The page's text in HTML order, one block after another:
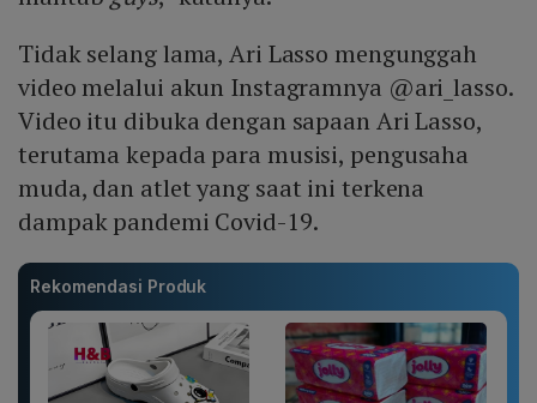
Tidak selang lama, Ari Lasso mengunggah
video melalui akun Instagramnya @ari_lasso.
Video itu dibuka dengan sapaan Ari Lasso,
terutama kepada para musisi, pengusaha
muda, dan atlet yang saat ini terkena
dampak pandemi Covid-19.
Rekomendasi Produk